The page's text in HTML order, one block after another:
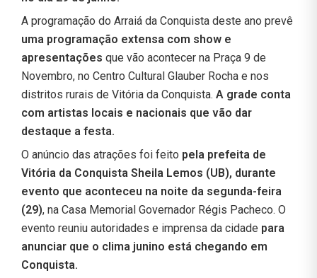
A programação do Arraiá da Conquista deste ano prevê
uma programação extensa com show e
apresentações que vão acontecer na Praça 9 de
Novembro, no Centro Cultural Glauber Rocha e nos
distritos rurais de Vitória da Conquista. A grade conta
com artistas locais e nacionais que vão dar
destaque a festa.
O anúncio das atrações foi feito pela prefeita de
Vitória da Conquista Sheila Lemos (UB), durante
evento que aconteceu na noite da segunda-feira
(29), na Casa Memorial Governador Régis Pacheco. O
evento reuniu autoridades e imprensa da cidade para
anunciar que o clima junino está chegando em
Conquista.